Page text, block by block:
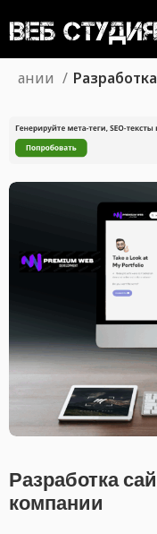
Разработка
компании